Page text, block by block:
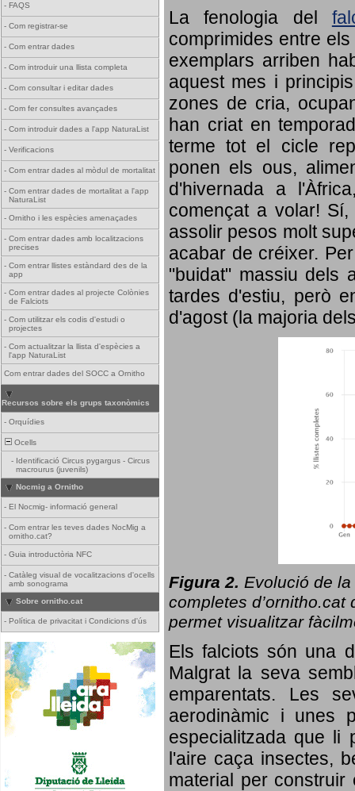
- FAQS
- Com registrar-se
- Com entrar dades
- Com introduir una llista completa
- Com consultar i editar dades
- Com fer consultes avançades
- Com introduir dades a l'app NaturaList
- Verificacions
- Com entrar dades al mòdul de mortalitat
- Com entrar dades de mortalitat a l'app
NaturaList
- Ornitho i les espècies amenaçades
- Com entrar dades amb localitzacions
precises
- Com entrar llistes estàndard des de la
app
- Com entrar dades al projecte Colònies
de Falciots
- Com utilitzar els codis d'estudi o
projectes
- Com actualitzar la llista d'espècies a
l'app NaturaList
Com entrar dades del SOCC a Ornitho
Recursos sobre els grups taxonòmics
- Orquídies
Ocells
- Identificació Circus pygargus - Circus
macrourus (juvenils)
Nocmig a Ornitho
- El Nocmig- informació general
- Com entrar les teves dades NocMig a
ornitho.cat?
- Guia introductòria NFC
- Catàleg visual de vocalitzacions d'ocells
amb sonograma
Sobre ornitho.cat
- Política de privacitat i Condicions d'ús
La fenologia del
comprimides entre
exemplars arriben
aquest mes i
zones de cria,
han criat en
terme tot el cicle
ponen els ous,
d'hivernada a
començat a volar!
assolir pesos molt
acabar de créixer.
"buidat" massiu dels
tardes d'estiu, però
d'agost (la majoria
Figura 2. Evolució de la
completes d’ornitho.cat
permet visualitzar
Els falciots són una
Malgrat la seva
emparentats. Les
aerodinàmic i unes
especialitzada que li
l'aire caça insectes,
material per